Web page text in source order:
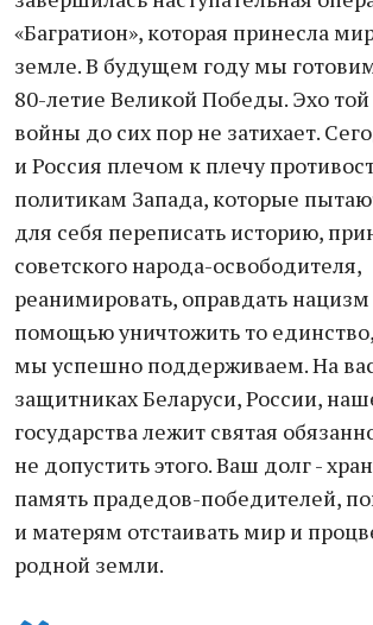
«Багратион», которая принесла
земле. В будущем году мы
80-летие Великой Победы. Эхо
войны до сих пор не затихает.
и Россия плечом к плечу
политикам Запада, которые
для себя переписать историю,
советского народа-освободителя,
реанимировать, оправдать нацизм
помощью уничтожить то
мы успешно поддерживаем. На
защитниках Беларуси, России,
государства лежит святая
не допустить этого. Ваш долг -
память прадедов-победителей,
и матерям отстаивать мир и
родной земли.